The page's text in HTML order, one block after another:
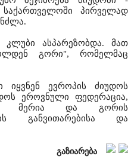
პირველად
კლუბი ასპარეზობდა. მათ
გორი", რომელმაც
იყვნენ ევროპის ძიუდოს
ეროვნული ფედერაცია,
მერია და გორის
განვითარებისა და
გაზიარება